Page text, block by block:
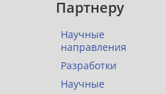
Партнеру
Научные
направления
Разработки
Научные